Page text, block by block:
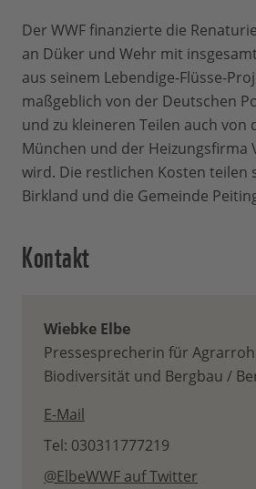
Der WWF finanzierte die
an Düker und Wehr mit
aus seinem Lebendige-Flüsse-
maßgeblich von der Deutschen
und zu kleineren Teilen auch von
München und der Heizungsfirma
wird. Die restlichen Kosten teilen
Birkland und die Gemeinde
Kontakt
Wiebke Elbe
Pressesprecherin für
Biodiversität und Bergbau /
E-Mail
Tel: 030311777219
@ElbeWWF auf Twitter